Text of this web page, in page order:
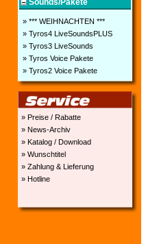
Sounds/Pakete
» *** WEIHNACHTEN ***
» Tyros4 LiveSoundsPLUS
» Tyros3 LiveSounds
» Tyros Voice Pakete
» Tyros2 Voice Pakete
» Preise / Rabatte
» News-Archiv
» Katalog / Download
» Wunschtitel
» Zahlung & Lieferung
» Hotline